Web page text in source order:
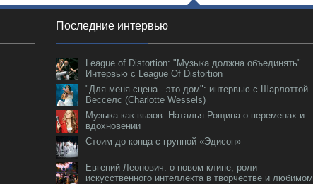
Последние интервью
League of Distortion: "Музыка должна объединять".
Интервью с League Of Distortion
"Для меня сцена - это дом": интервью с Шарлоттой
Весселс (Charlotte Wessels)
Музыка как вызов: Наталья Рощина о переменах и
вдохновении
Стоим до конца с группой «Эдисон»
Евгений Леонович: о новом клипе, роли
искусственного интеллекта в творчестве и любимом